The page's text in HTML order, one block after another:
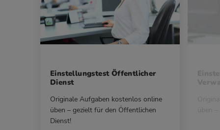
Einstellungstest Öffentlicher
Dienst
Originale Aufgaben kostenlos online
üben – gezielt für den Öffentlichen
Dienst!